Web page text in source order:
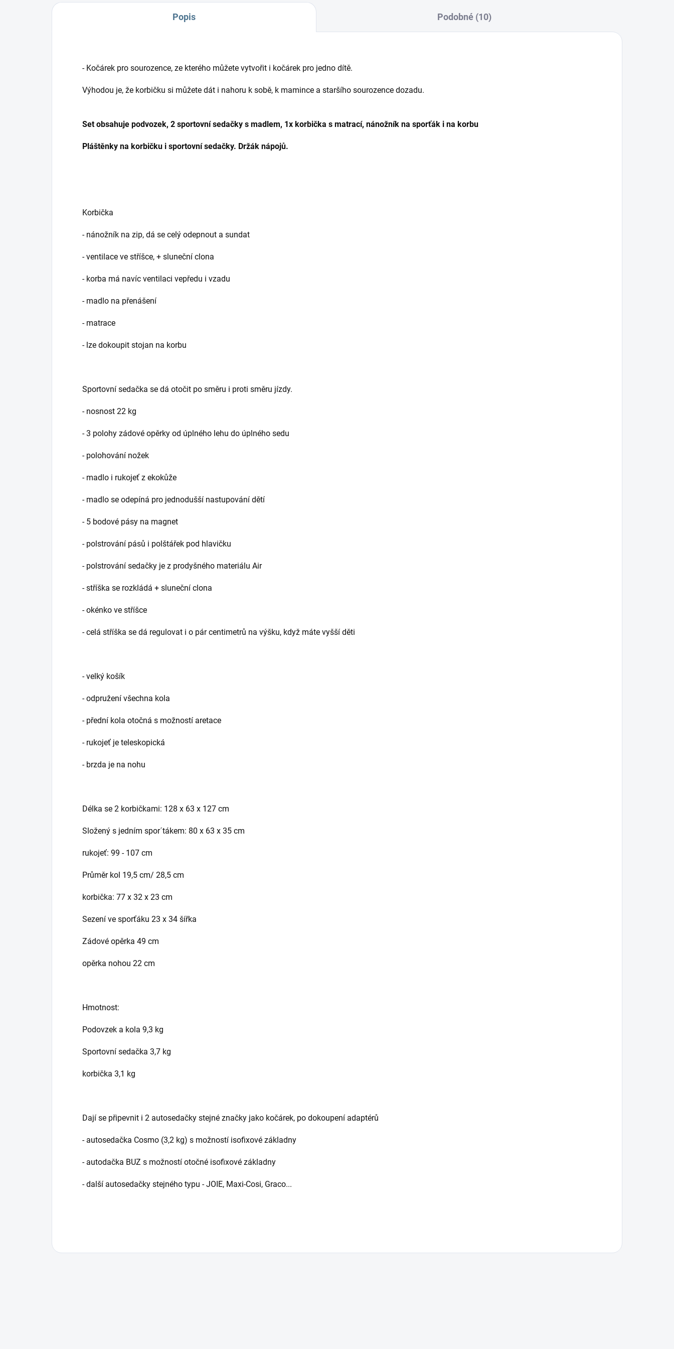
Popis Podobné (10)
- Kočárek pro sourozence, ze kterého můžete vytvořit i kočárek pro jedno dítě.
Výhodou je, že korbičku si můžete dát i nahoru k sobě, k mamince a staršího sourozence dozadu.
Set obsahuje podvozek, 2 sportovní sedačky s madlem, 1x korbička s matrací, nánožník na sporťák i na korbu
Pláštěnky na korbičku i sportovní sedačky. Držák nápojů.
Korbička
- nánožník na zip, dá se celý odepnout a sundat
- ventilace ve stříšce, + sluneční clona
- korba má navíc ventilaci vepředu i vzadu
- madlo na přenášení
- matrace
- lze dokoupit stojan na korbu
Sportovní sedačka se dá otočit po směru i proti směru jízdy.
- nosnost 22 kg
- 3 polohy zádové opěrky od úplného lehu do úplného sedu
- polohování nožek
- madlo i rukojeť z ekokůže
- madlo se odepíná pro jednodušší nastupování dětí
- 5 bodové pásy na magnet
- polstrování pásů i polštářek pod hlavičku
- polstrování sedačky je z prodyšného materiálu Air
- stříška se rozkládá + sluneční clona
- okénko ve stříšce
- celá stříška se dá regulovat i o pár centimetrů na výšku, když máte vyšší děti
- velký košík
- odpružení všechna kola
- přední kola otočná s možností aretace
- rukojeť je teleskopická
- brzda je na nohu
Délka se 2 korbičkami: 128 x 63 x 127 cm
Složený s jedním spor´tákem: 80 x 63 x 35 cm
rukojeť: 99 - 107 cm
Průměr kol 19,5 cm/ 28,5 cm
korbička: 77 x 32 x 23 cm
Sezení ve sporťáku 23 x 34 šířka
Zádové opěrka 49 cm
opěrka nohou 22 cm
Hmotnost:
Podovzek a kola 9,3 kg
Sportovní sedačka 3,7 kg
korbička 3,1 kg
Dají se připevnit i 2 autosedačky stejné značky jako kočárek, po dokoupení adaptérů
- autosedačka Cosmo (3,2 kg) s možností isofixové základny
- autodačka BUZ s možností otočné isofixové základny
- další autosedačky stejného typu - JOIE, Maxi-Cosi, Graco...